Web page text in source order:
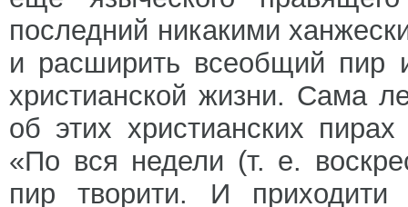
последний никакими
и расширить всеобщий пир
христианской жизни. Сама
об этих христианских
«По вся недели (т. е.
пир творити. И